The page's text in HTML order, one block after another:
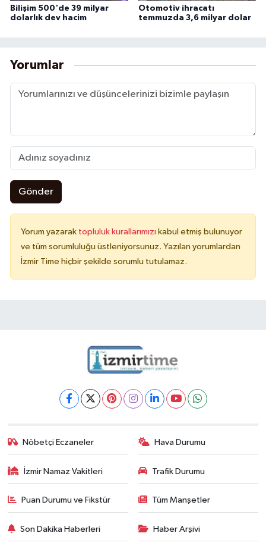
Bilişim 500'de 39 milyar
dolarlık dev hacim
Otomotiv ihracatı
temmuzda 3,6 milyar dolar
Yorumlar
Gönder
Yorum yazarak topluluk kurallarımızı kabul etmiş bulunuyor
ve tüm sorumluluğu üstleniyorsunuz. Yazılan yorumlardan
İzmir Time hiçbir şekilde sorumlu tutulamaz.
Nöbetçi Eczaneler Hava Durumu
İzmir Namaz Vakitleri Trafik Durumu
Puan Durumu ve Fikstür Tüm Manşetler
Son Dakika Haberleri Haber Arşivi